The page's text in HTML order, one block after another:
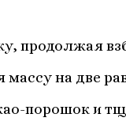
продолжая
на две
порошок и